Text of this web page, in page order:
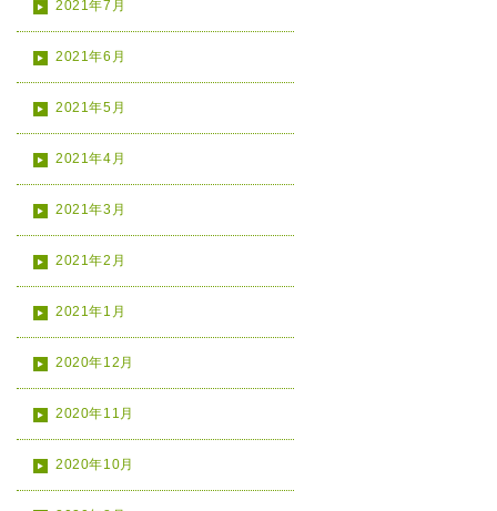
2021年7月
2021年6月
2021年5月
2021年4月
2021年3月
2021年2月
2021年1月
2020年12月
2020年11月
2020年10月